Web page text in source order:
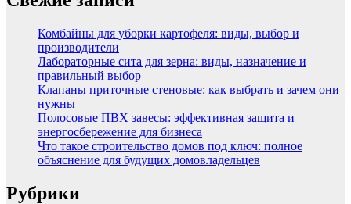
Комбайны для уборки картофеля: виды, выбор и
производители
Лабораторные сита для зерна: виды, назначение и
правильный выбор
Клапаны приточные стеновые: как выбрать и зачем они
нужны
Полосовые ПВХ завесы: эффективная защита и
энергосбережение для бизнеса
Что такое строительство домов под ключ: полное
объяснение для будущих домовладельцев
Рубрики